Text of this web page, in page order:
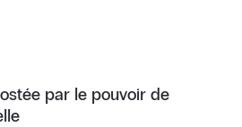
par le pouvoir de